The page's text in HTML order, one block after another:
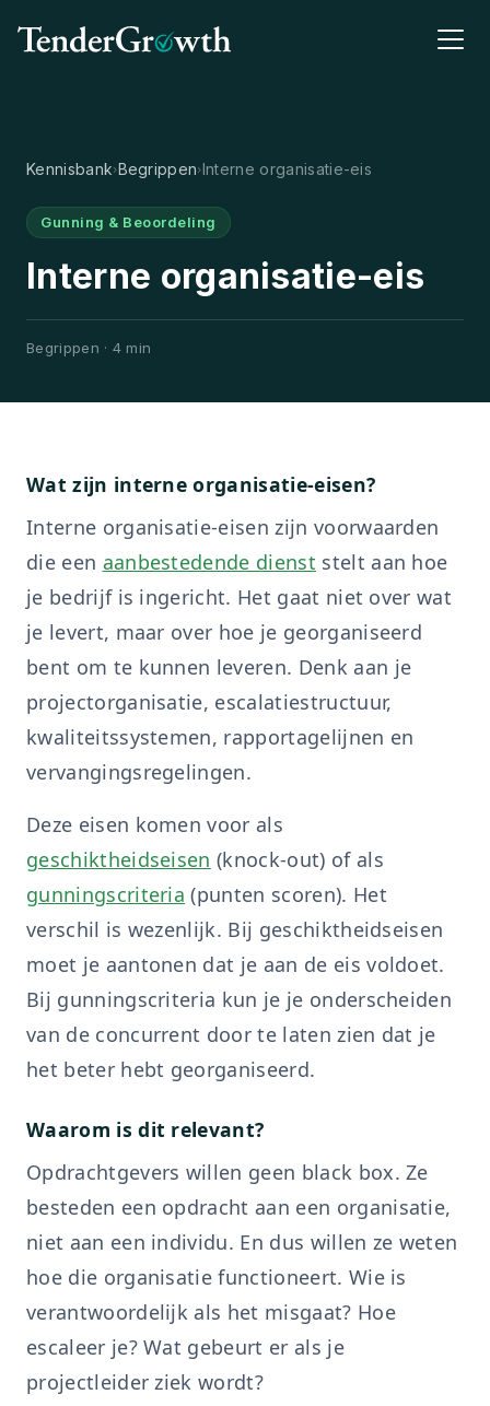
Interne organisatie-eis
Begrippen · 4 min
Gunning & Beoordeling
Kennisbank›Begrippen›Interne organisatie-eis
Wat zijn interne organisatie-eisen?
Interne organisatie-eisen zijn voorwaarden
die een aanbestedende dienst stelt aan hoe
je bedrijf is ingericht. Het gaat niet over wat
je levert, maar over hoe je georganiseerd
bent om te kunnen leveren. Denk aan je
projectorganisatie, escalatiestructuur,
kwaliteitssystemen, rapportagelijnen en
vervangingsregelingen.
Deze eisen komen voor als
geschiktheidseisen (knock-out) of als
gunningscriteria (punten scoren). Het
verschil is wezenlijk. Bij geschiktheidseisen
moet je aantonen dat je aan de eis voldoet.
Bij gunningscriteria kun je je onderscheiden
van de concurrent door te laten zien dat je
het beter hebt georganiseerd.
Waarom is dit relevant?
Opdrachtgevers willen geen black box. Ze
besteden een opdracht aan een organisatie,
niet aan een individu. En dus willen ze weten
hoe die organisatie functioneert. Wie is
verantwoordelijk als het misgaat? Hoe
escaleer je? Wat gebeurt er als je
projectleider ziek wordt?